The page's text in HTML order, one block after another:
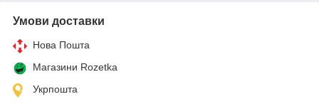
Умови доставки
Нова Пошта
Магазини Rozetka
Укрпошта